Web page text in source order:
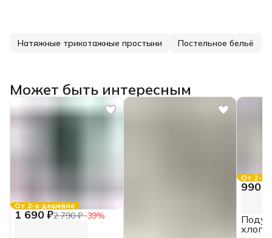
Натяжные трикотажные простыни Постельное бельё
Может быть интересным
От 2-х дешевле
1 690 ₽2 790 ₽−39%
От 2-х
990 ₽